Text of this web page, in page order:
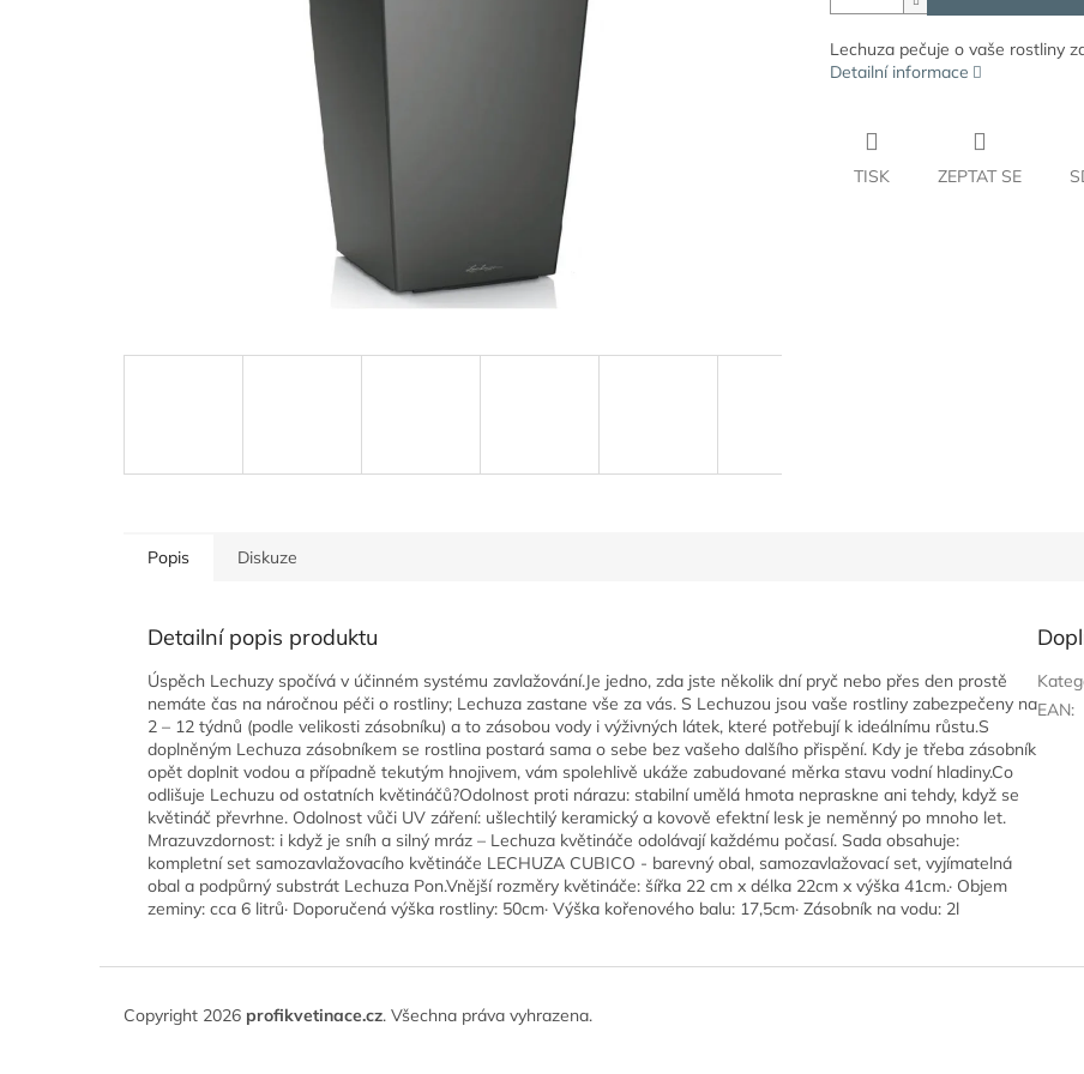
Lechuza pečuje o vaše rostliny
Detailní informace
TISK ZEPTAT SE
Popis Diskuze
Detailní popis produktu
Úspěch Lechuzy spočívá v účinném systému zavlažování.Je jedno, zda jste několik dní pryč nebo přes den prostě
nemáte čas na náročnou péči o rostliny; Lechuza zastane vše za vás. S Lechuzou jsou vaše rostliny zabezpečeny na
2 – 12 týdnů (podle velikosti zásobníku) a to zásobou vody i výživných látek, které potřebují k ideálnímu růstu.S
doplněným Lechuza zásobníkem se rostlina postará sama o sebe bez vašeho dalšího přispění. Kdy je třeba zásobník
opět doplnit vodou a případně tekutým hnojivem, vám spolehlivě ukáže zabudované měrka stavu vodní hladiny.Co
odlišuje Lechuzu od ostatních květináčů?Odolnost proti nárazu: stabilní umělá hmota nepraskne ani tehdy, když se
květináč převrhne. Odolnost vůči UV záření: ušlechtilý keramický a kovově efektní lesk je neměnný po mnoho let.
Mrazuvzdornost: i když je sníh a silný mráz – Lechuza květináče odolávají každému počasí. Sada obsahuje:
kompletní set samozavlažovacího květináče LECHUZA CUBICO - barevný obal, samozavlažovací set, vyjímatelná
obal a podpůrný substrát Lechuza Pon.Vnější rozměry květináče: šířka 22 cm x délka 22cm x výška 41cm.· Objem
zeminy: cca 6 litrů· Doporučená výška rostliny: 50cm· Výška kořenového balu: 17,5cm· Zásobník na vodu: 2l
EAN:
Copyright 2026 profikvetinace.cz. Všechna práva vyhrazena.